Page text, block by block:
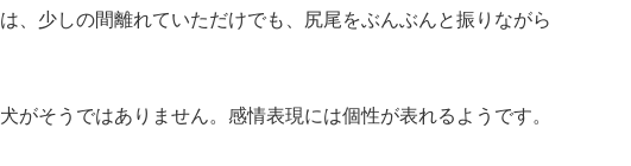
、少しの間離れていただけでも、尻尾をぶんぶんと振りながら
がそうではありません。感情表現には個性が表れるようです。